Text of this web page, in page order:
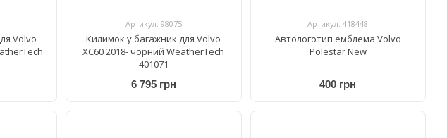
Volvo
Артикул: 98075
Килимок у багажник для Volvo
XC60 2018- чорний WeatherTech
401071
6 795 грн
Артикул: 418448
Автологотип емблема Volvo
Polestar New
400 грн